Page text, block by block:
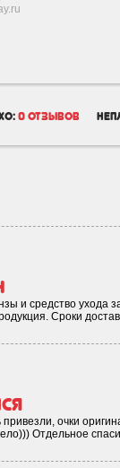
0 отзывов
и средство ухода
Сроки
очки
Отдельное